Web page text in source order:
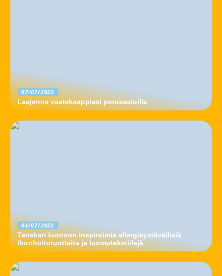
07/07/2022
Laajenna vaatekaappiasi perusasioilla
04/07/2022
Tanskan luonnon inspiroimia allergiaystävällisiä
ihonhoitotuotteita ja luomutekstiilejä